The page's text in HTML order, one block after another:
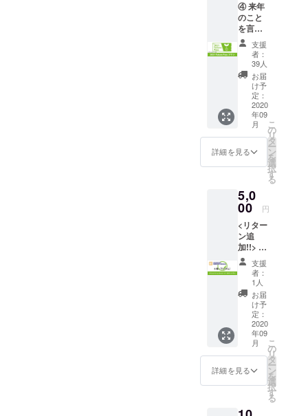
いう選択に
たどり着き
ました。
ここで「新
しい様式」
の同人誌即
売会への手
がかりを捉
え、未来の
参加者にク
いいきたい
と思いま
そういう中
で掲げた
「Creation:
Creation」に
は、同人文
化を「表現
の場を、再
び参加者と
一緒に作り
上げる」
させた
りする
ものの
場合
は、ご
相談さ
せて頂
く場合
があり
ます。
【リ
ターン
◆御礼
＋限定
ル ※サ
ンクリ
2020
Autumn
で名前
の掲示
を希望
される
方は
「備考
欄」に
掲示す
るお名
前をご
記入く
は、新
しい表
現が生
まれる
場所で
ある同
人誌即
売会を
「再構
築す
る」意
味と、
仲間が
集って
めまし
た。ロ
新しい
表現が
芽吹く
場で
あって
ほしい
とい
う、願
いを込
めた植
物的な
デザイ
なって
いま
ゴ入りT
シャツ
をプレ
ゼント
しま
す。 サ
ンクリ
はあま
りス
タッフ
グッズ
を作っ
たこと
がない
の8月開
催とい
うこ
と、こ
のタグ
ライン
とロゴ
に込め
た共有
したい
という
こと
で、②
のタオ
ルとこ
のTシャ
ツを作
④ 来年
のこと
を言う
と鬼が
笑う!?
「2021
Future
Passプ
ラン」
①に加
えて、
2021年
の開催
におい
て、当
日に一
の入場
証(カタ
ログを
発行す
る場合
はカタ
ログ)と
引き換
えが可
能な
「2021
Future
Pass」
をお送
りしま
す。 ま
だ先の
催する
支援
者：
39人
お届
け予
定：
2020
年09
月
詳細を見る
こ
の
リ
タ
ー
ン
を
選
択
す
る
5,0
00 円
<リター
ン追
加!!> ⑩
サンク
リの歴
史はア
ナタの
手に！
「クリ
エイ
ション
ヒスト
リーガ
チャプ
ラン」
①に加
2020Su
支援
者：
1人
お届
け予
定：
2020
年09
月
詳細を見る
こ
の
リ
タ
ー
ン
を
選
択
す
る